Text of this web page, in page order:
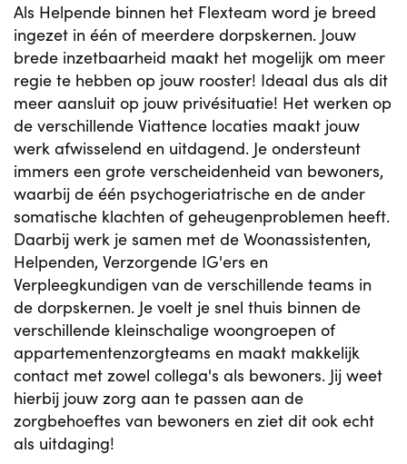
Als Helpende binnen het Flexteam word je breed
ingezet in één of meerdere dorpskernen. Jouw
brede inzetbaarheid maakt het mogelijk om meer
regie te hebben op jouw rooster! Ideaal dus als dit
meer aansluit op jouw privésituatie! Het werken op
de verschillende Viattence locaties maakt jouw
werk afwisselend en uitdagend. Je ondersteunt
immers een grote verscheidenheid van bewoners,
waarbij de één psychogeriatrische en de ander
somatische klachten of geheugenproblemen heeft.
Daarbij werk je samen met de Woonassistenten,
Helpenden, Verzorgende IG'ers en
Verpleegkundigen van de verschillende teams in
de dorpskernen. Je voelt je snel thuis binnen de
verschillende kleinschalige woongroepen of
appartementenzorgteams en maakt makkelijk
contact met zowel collega's als bewoners. Jij weet
hierbij jouw zorg aan te passen aan de
zorgbehoeftes van bewoners en ziet dit ook echt
als uitdaging!